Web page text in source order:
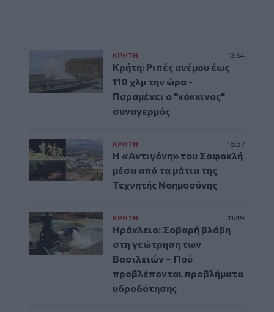
ΚΡΗΤΗ 12:54
Κρήτη: Ριπές ανέμου έως
110 χλμ την ώρα -
Παραμένει ο "κόκκινος"
συναγερμός
ΚΡΗΤΗ 16:37
Η «Αντιγόνη» του Σοφοκλή
μέσα από τα μάτια της
Τεχνητής Νοημοσύνης
ΚΡΗΤΗ 11:49
Ηράκλειο: Σοβαρή βλάβη
στη γεώτρηση των
Βασιλειών – Πού
προβλέπονται προβλήματα
υδροδότησης